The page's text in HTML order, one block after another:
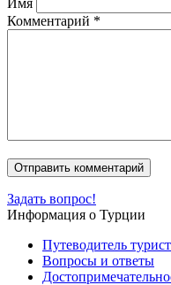
Комментарий *
Задать вопрос!
Информация о Турции
Путеводитель
Вопросы и ответы